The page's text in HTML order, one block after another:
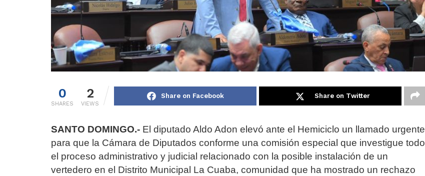
0
SHARES
2
VIEWS
Share on Facebook Share on Twitter
SANTO DOMINGO.- El diputado Aldo Adon elevó ante el Hemiciclo un llamado urgente
para que la Cámara de Diputados conforme una comisión especial que investigue todo
el proceso administrativo y judicial relacionado con la posible instalación de un
vertedero en el Distrito Municipal La Cuaba, comunidad que ha mostrado un rechazo